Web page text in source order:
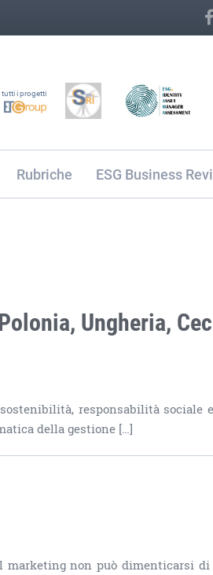
tutti i progetti
Rubriche ESG Business
Ungheria,
responsabilità sociale e
della gestione […]
marketing non può dimenticarsi